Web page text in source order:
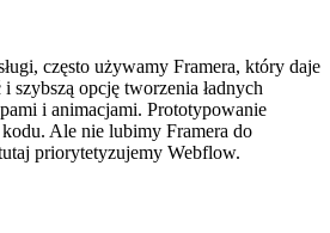
często używamy Framera, który daje
szybszą opcję tworzenia ładnych
i animacjami. Prototypowanie
Ale nie lubimy Framera do
priorytetyzujemy Webflow.